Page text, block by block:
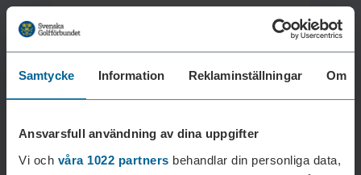
Samtycke Information Reklaminställningar Om
Ansvarsfull användning av dina uppgifter
Vi och våra 1022 partners behandlar din personliga data,
Laddar reklam...